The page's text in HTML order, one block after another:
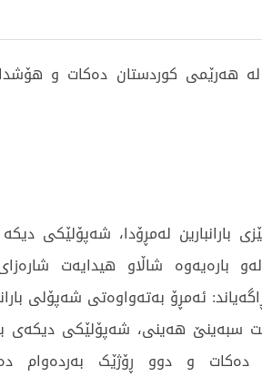
هەرێمی کوردستان دەکات و
بارانبارین لەمڕۆدا، شەپۆلێکی
بارەیەوە شاڵاو هیدایەت
ئەمڕۆ بەتەواوەتی شەپۆلی
هەینی، شەپۆلێکی دیکەی
و دوو ڕۆژێک بەردەوام